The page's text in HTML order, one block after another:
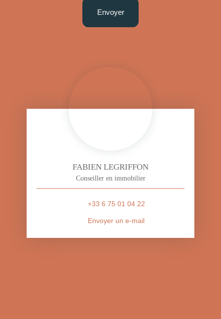
Envoyer
FABIEN LEGRIFFON
Conseiller en immobilier
+33 6 75 01 04 22
Envoyer un e-mail